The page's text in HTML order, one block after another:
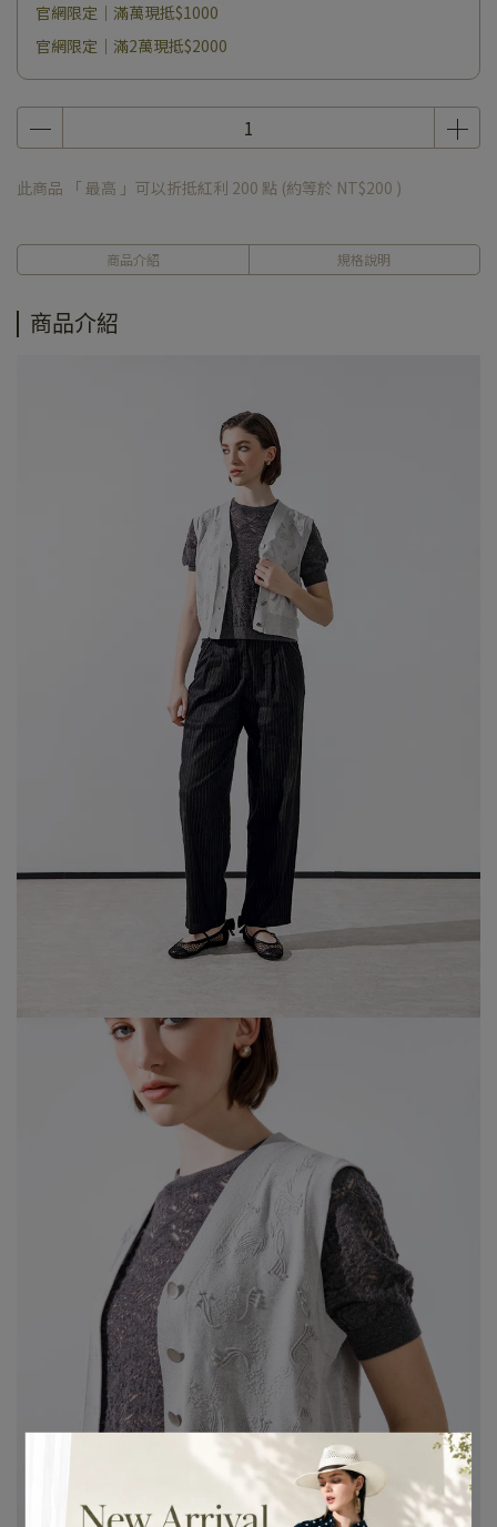
官網限定｜滿萬現抵$1000
官網限定｜滿2萬現抵$2000
此商品 「 最高 」可以折抵紅利 200 點 (約等於 NT$200 )
商品介紹 規格說明
商品介紹